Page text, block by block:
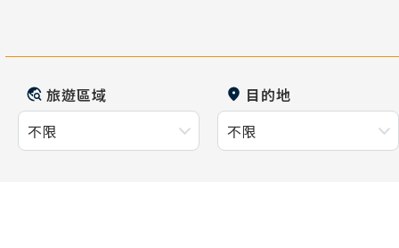
旅遊區域 目的地